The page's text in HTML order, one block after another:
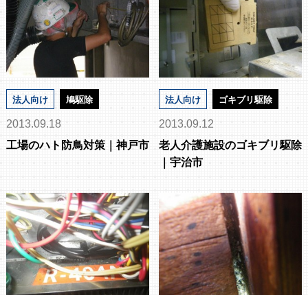
法人向け 鳩駆除
2013.09.18
工場のハト防鳥対策｜神戸市
法人向け ゴキブリ駆除
2013.09.12
老人介護施設のゴキブリ駆除
｜宇治市